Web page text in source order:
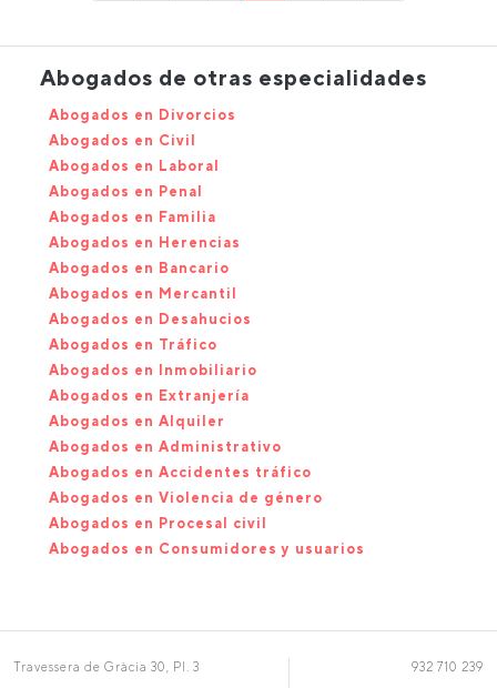
Abogados de otras especialidades
Abogados en Divorcios
Abogados en Civil
Abogados en Laboral
Abogados en Penal
Abogados en Familia
Abogados en Herencias
Abogados en Bancario
Abogados en Mercantil
Abogados en Desahucios
Abogados en Tráfico
Abogados en Inmobiliario
Abogados en Extranjería
Abogados en Alquiler
Abogados en Administrativo
Abogados en Accidentes tráfico
Abogados en Violencia de género
Abogados en Procesal civil
Abogados en Consumidores y usuarios
Travessera de Gràcia 30, Pl. 3
932 710 239